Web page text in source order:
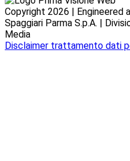
Copyright 2026 | Engineered
Spaggiari Parma S.p.A. |
Media
Disclaimer trattamento dati